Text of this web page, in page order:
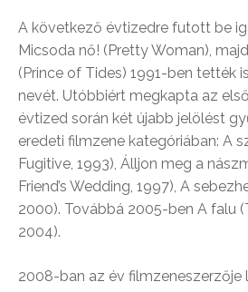
A következő évtizedre futott be
Micsoda nő! (Pretty Woman),
(Prince of Tides) 1991-ben tették
nevét. Utóbbiért megkapta az
évtized során két újabb jelölést
eredeti filmzene kategóriában: A
Fugitive, 1993), Álljon meg a
Friend’s Wedding, 1997), A
2000). Továbbá 2005-ben A falu
2004).
2008-ban az év filmzeneszerzője